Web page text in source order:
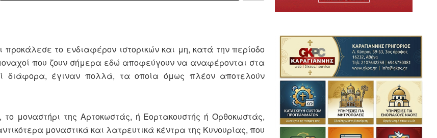
το ενδιαφέρον ιστορικών και μη, κατά την περίοδο
που ζουν σήμερα εδώ αποφεύγουν να αναφέρονται στα
διάφορα, έγιναν πολλά, τα οποία όμως πλέον αποτελούν
μοναστήρι της Αρτοκωστάς, ή Εορτακουστής ή Ορθοκωστάς,
μοναστικά και λατρευτικά κέντρα της Κυνουρίας, που